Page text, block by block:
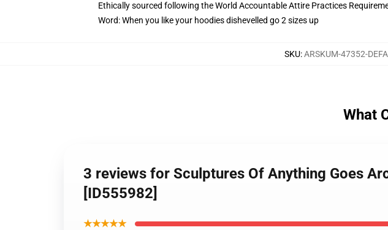
Ethically sourced following the World Accountable Attire Practices
Word: When you like your hoodies dishevelled go 2 sizes up
SKU:ARSKUM-47352-
What
3 reviews for Sculptures Of Anything Goes
[ID555982]
★★★★★